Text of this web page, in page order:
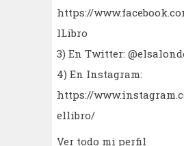
https://
lLibro
3) En Twitter:
4) En Instagram:
https://
ellibro/
Ver todo mi perfil